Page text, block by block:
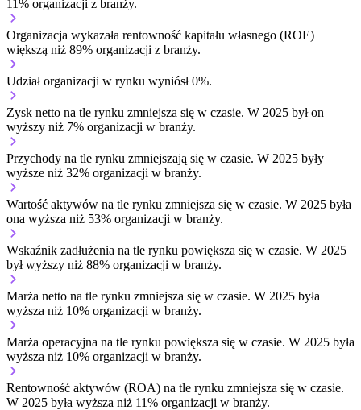
11% organizacji z branży.
Organizacja wykazała rentowność kapitału własnego (ROE)
większą niż 89% organizacji z branży.
Udział organizacji w rynku wyniósł 0%.
Zysk netto na tle rynku zmniejsza się w czasie. W 2025 był on
wyższy niż 7% organizacji w branży.
Przychody na tle rynku zmniejszają się w czasie. W 2025 były
wyższe niż 32% organizacji w branży.
Wartość aktywów na tle rynku zmniejsza się w czasie. W 2025 była
ona wyższa niż 53% organizacji w branży.
Wskaźnik zadłużenia na tle rynku powiększa się w czasie. W 2025
był wyższy niż 88% organizacji w branży.
Marża netto na tle rynku zmniejsza się w czasie. W 2025 była
wyższa niż 10% organizacji w branży.
Marża operacyjna na tle rynku powiększa się w czasie. W 2025 była
wyższa niż 10% organizacji w branży.
Rentowność aktywów (ROA) na tle rynku zmniejsza się w czasie.
W 2025 była wyższa niż 11% organizacji w branży.